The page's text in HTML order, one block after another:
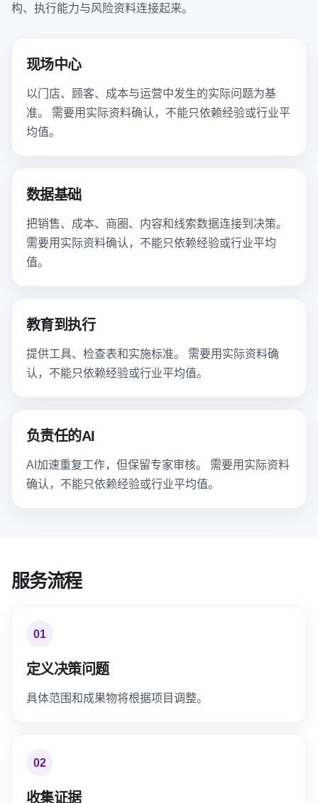
构、执行能力与风险资料连接起来。
现场中心
以门店、顾客、成本与运营中发生的实际问题为基
准。 需要用实际资料确认，不能只依赖经验或行业平
均值。
数据基础
把销售、成本、商圈、内容和线索数据连接到决策。
需要用实际资料确认，不能只依赖经验或行业平均
值。
教育到执行
提供工具、检查表和实施标准。 需要用实际资料确
认，不能只依赖经验或行业平均值。
负责任的AI
AI加速重复工作，但保留专家审核。 需要用实际资料
确认，不能只依赖经验或行业平均值。
服务流程
01
定义决策问题
具体范围和成果物将根据项目调整。
02
收集证据